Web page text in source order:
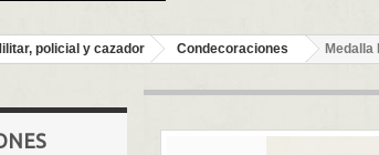
policial y cazador Condecoraciones